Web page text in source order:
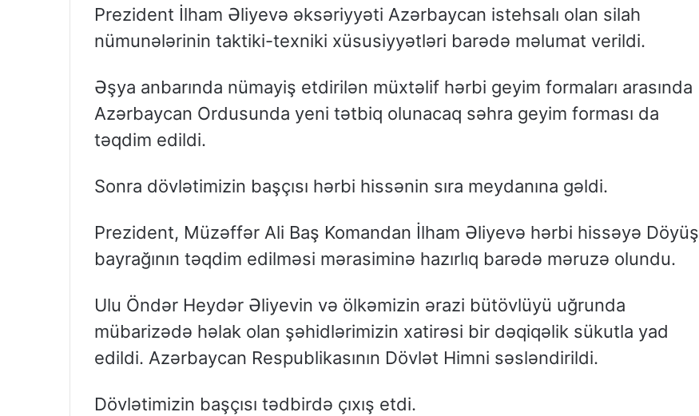
Prezident İlham Əliyevə əksəriyyəti Azərbaycan istehsalı olan silah
nümunələrinin taktiki-texniki xüsusiyyətləri barədə məlumat verildi.
Əşya anbarında nümayiş etdirilən müxtəlif hərbi geyim formaları arasında
Azərbaycan Ordusunda yeni tətbiq olunacaq səhra geyim forması da
təqdim edildi.
Sonra dövlətimizin başçısı hərbi hissənin sıra meydanına gəldi.
Prezident, Müzəffər Ali Baş Komandan İlham Əliyevə hərbi hissəyə Döyüş
bayrağının təqdim edilməsi mərasiminə hazırlıq barədə məruzə olundu.
Ulu Öndər Heydər Əliyevin və ölkəmizin ərazi bütövlüyü uğrunda
mübarizədə həlak olan şəhidlərimizin xatirəsi bir dəqiqəlik sükutla yad
edildi. Azərbaycan Respublikasının Dövlət Himni səsləndirildi.
Dövlətimizin başçısı tədbirdə çıxış etdi.